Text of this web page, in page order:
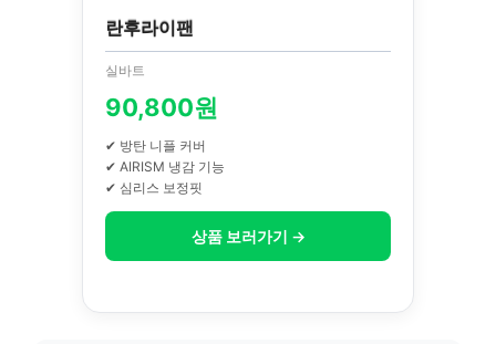
란후라이팬
실바트
90,800원
✔ 방탄 니플 커버
✔ AIRISM 냉감 기능
✔ 심리스 보정핏
상품 보러가기 →